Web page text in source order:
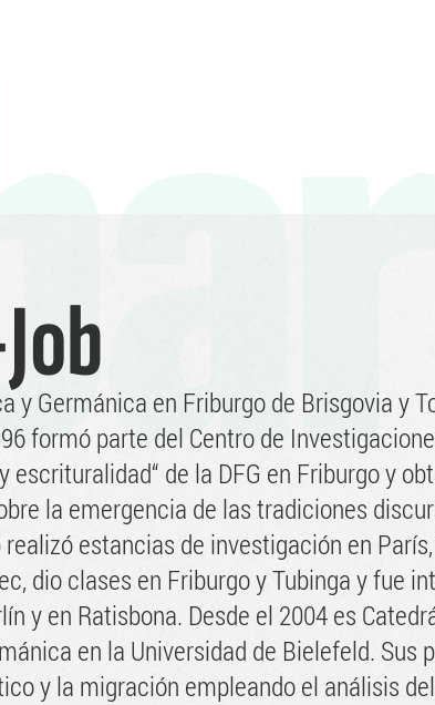
y Germánica en Friburgo de Brisgovia y
formó parte del Centro de
de la DFG en Friburgo y
la emergencia de las tradiciones
estancias de investigación en
dio clases en Friburgo y Tubinga y fue
y en Ratisbona. Desde el 2004 es
en la Universidad de Bielefeld. Sus
y la migración empleando el análisis